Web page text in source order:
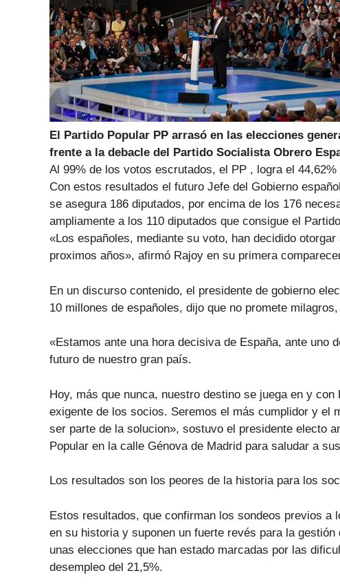
El Partido Popular PP arrasó en las elecciones
frente a la debacle del Partido Socialista Obrero
Al 99% de los votos escrutados, el PP , logra el
Con estos resultados el futuro Jefe del Gobierno
se asegura 186 diputados, por encima de los 176
ampliamente a los 110 diputados que consigue el
«Los españoles, mediante su voto, han decidido
proximos años», afirmó Rajoy en su primera
En un discurso contenido, el presidente de gobierno
10 millones de españoles, dijo que no promete
«Estamos ante una hora decisiva de España, ante uno
futuro de nuestro gran país.
Hoy, más que nunca, nuestro destino se juega en y
exigente de los socios. Seremos el más cumplidor y el
ser parte de la solucion», sostuvo el presidente electo
Popular en la calle Génova de Madrid para saludar a
Los resultados son los peores de la historia para los
Estos resultados, que confirman los sondeos previos
en su historia y suponen un fuerte revés para la
unas elecciones que han estado marcadas por las
desempleo del 21,5%.